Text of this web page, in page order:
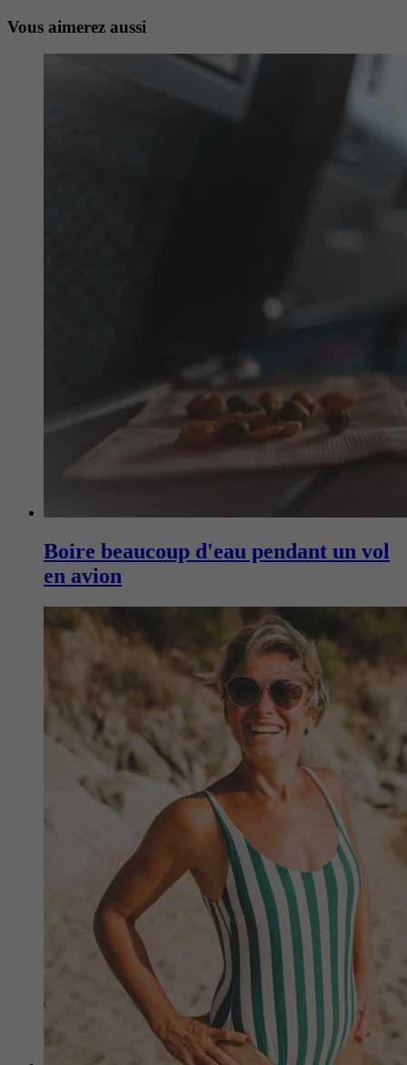
Vous aimerez aussi
Boire beaucoup d'eau pendant un vol
en avion